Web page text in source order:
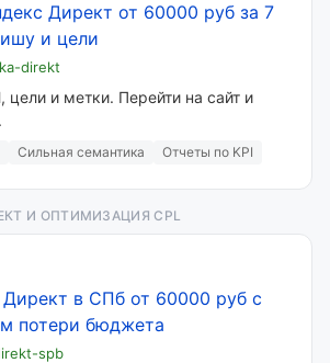
Директ от 60000 руб за 7
и цели
direkt
цели и метки. Перейти на сайт и
Сильная семантика Отчеты по KPI
И ОПТИМИЗАЦИЯ CPL
Директ в СПб от 60000 руб с
потери бюджета
spb